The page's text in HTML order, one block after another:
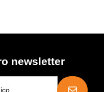
newsletter